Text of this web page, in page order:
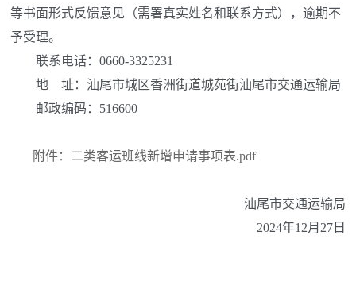
等书面形式反馈意见（需署真实姓名和联系方式），逾期不
予受理。
联系电话：0660-3325231
地 址：汕尾市城区香洲街道城苑街汕尾市交通运输局
邮政编码：516600
附件：二类客运班线新增申请事项表.pdf
汕尾市交通运输局
2024年12月27日